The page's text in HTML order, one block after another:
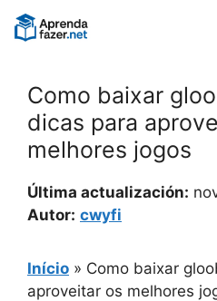
Pular
para
Como baixar
dicas para
melhores jogos
Última actualización:
Autor: cwyfi
Início » Como baixar
aproveitar os melhores